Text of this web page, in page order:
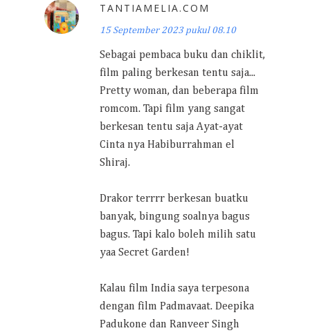
TANTIAMELIA.COM
15 September 2023 pukul 08.10
Sebagai pembaca buku dan chiklit,
film paling berkesan tentu saja...
Pretty woman, dan beberapa film
romcom. Tapi film yang sangat
berkesan tentu saja Ayat-ayat
Cinta nya Habiburrahman el
Shiraj.
Drakor terrrr berkesan buatku
banyak, bingung soalnya bagus
bagus. Tapi kalo boleh milih satu
yaa Secret Garden!
Kalau film India saya terpesona
dengan film Padmavaat. Deepika
Padukone dan Ranveer Singh